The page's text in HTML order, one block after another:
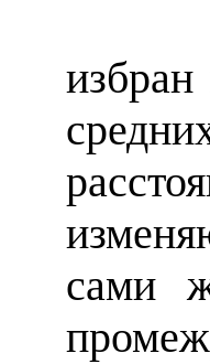
Для
избран
сами